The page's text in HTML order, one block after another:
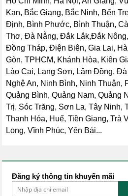
Kạn, Bắc Giang, Bắc Ninh, Bến
Định, Bình Phước, Bình Thuận,
Thơ, Đà Nẵng, Đắk Lắk,Đắk
Đồng Tháp, Điện Biên, Gia Lai,
Gòn, TPHCM, Khánh Hòa, Kiên
Lào Cai, Lạng Sơn, Lâm Đồng,
Nghệ An, Ninh Bình, Ninh Thuận,
Quảng Bình, Quảng Nam, Quảng
Trị, Sóc Trăng, Sơn La, Tây Ninh,
Thanh Hóa, Huế, Tiền Giang, Trà
Long, Vĩnh Phúc, Yên Bái...
Đăng ký thông tin khuyến mãi